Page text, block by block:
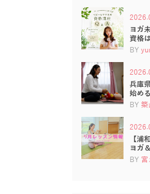
ヨガ
資格
BY
兵庫
始め
BY 築
【浦
ヨガ
BY